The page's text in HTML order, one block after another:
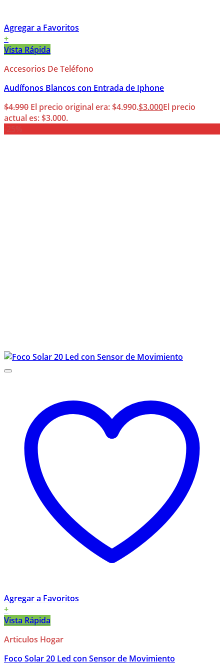
Agregar a Favoritos
+
Vista Rápida
Accesorios De Teléfono
Audífonos Blancos con Entrada de Iphone
$4.990 El precio original era: $4.990.$3.000El precio
actual es: $3.000.
Agregar a Favoritos
+
Vista Rápida
Articulos Hogar
Foco Solar 20 Led con Sensor de Movimiento